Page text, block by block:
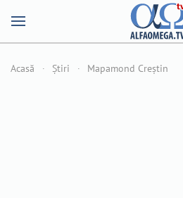
Acasă Știri Mapamond Creștin